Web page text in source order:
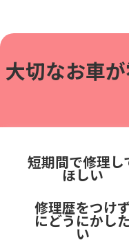
大切なお車
短期間で修理し
ほしい
修理歴をつけ
にどうにかし
い